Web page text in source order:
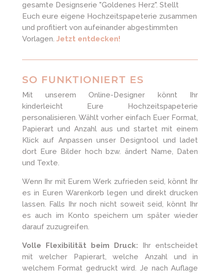
gesamte Designserie "Goldenes Herz". Stellt
Euch eure eigene Hochzeitspapeterie zusammen
und profitiert von aufeinander abgestimmten
Vorlagen. Jetzt entdecken!
SO FUNKTIONIERT ES
Mit unserem Online-Designer könnt Ihr
kinderleicht Eure Hochzeitspapeterie
personalisieren. Wählt vorher einfach Euer Format,
Papierart und Anzahl aus und startet mit einem
Klick auf Anpassen unser Designtool und ladet
dort Eure Bilder hoch bzw. ändert Name, Daten
und Texte.
Wenn Ihr mit Eurem Werk zufrieden seid, könnt Ihr
es in Euren Warenkorb legen und direkt drucken
lassen. Falls Ihr noch nicht soweit seid, könnt Ihr
es auch im Konto speichern um später wieder
darauf zuzugreifen.
Volle Flexibilität beim Druck: Ihr entscheidet
mit welcher Papierart, welche Anzahl und in
welchem Format gedruckt wird. Je nach Auflage